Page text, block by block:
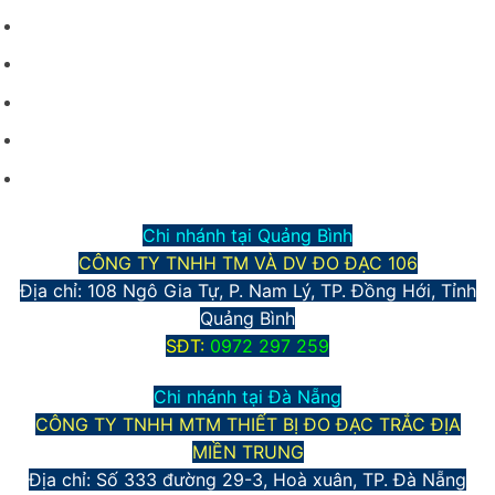
Chi nhánh tại Quảng Bình
CÔNG TY TNHH TM VÀ DV ĐO ĐẠC 106
Địa chỉ: 108 Ngô Gia Tự, P. Nam Lý, TP. Đồng Hới, Tỉnh
Quảng Bình
SĐT: 0972 297 259
Chi nhánh tại Đà Nẵng
CÔNG TY TNHH MTM THIẾT BỊ ĐO ĐẠC TRẮC ĐỊA
MIỀN TRUNG
Địa chỉ: Số 333 đường 29-3, Hoà xuân, TP. Đà Nẵng